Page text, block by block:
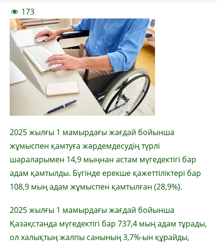
173
2025 жылғы 1 мамырдағы жағдай бойынша
жұмыспен қамтуға жәрдемдесудің түрлі
шараларымен 14,9 мыңнан астам мүгедектігі бар
адам қамтылды. Бүгінде ерекше қажеттіліктері бар
108,9 мың адам жұмыспен қамтылған (28,9%).
2025 жылғы 1 мамырдағы жағдай бойынша
Қазақстанда мүгедектігі бар 737,4 мың адам тұрады,
ол халықтың жалпы санының 3,7%-ын құрайды,